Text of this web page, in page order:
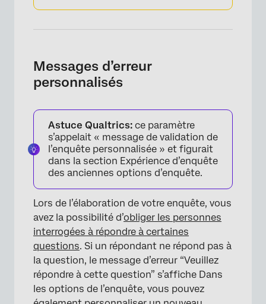
Messages d’erreur
personnalisés
Astuce Qualtrics: ce paramètre
s’appelait « message de validation de
l’enquête personnalisée » et figurait
dans la section Expérience d’enquête
des anciennes options d’enquête.
Lors de l’élaboration de votre enquête, vous
avez la possibilité d’obliger les personnes
interrogées à répondre à certaines
questions. Si un répondant ne répond pas à
la question, le message d’erreur “Veuillez
répondre à cette question” s’affiche Dans
les options de l’enquête, vous pouvez